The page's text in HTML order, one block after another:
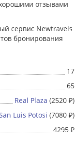
отзывами
сервис Newtravels
бронирования
17
65
Real Plaza (2520 ₽)
Luis Potosi (7080 ₽)
4295 ₽